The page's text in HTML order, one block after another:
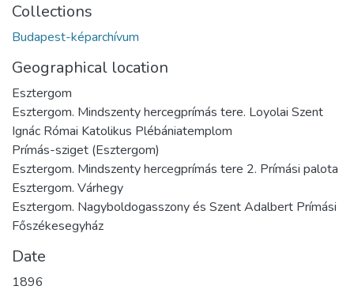
Collections
Budapest-képarchívum
Geographical location
Esztergom
Esztergom. Mindszenty hercegprímás tere. Loyolai Szent
Ignác Római Katolikus Plébániatemplom
Prímás-sziget (Esztergom)
Esztergom. Mindszenty hercegprímás tere 2. Prímási palota
Esztergom. Várhegy
Esztergom. Nagyboldogasszony és Szent Adalbert Prímási
Főszékesegyház
Date
1896